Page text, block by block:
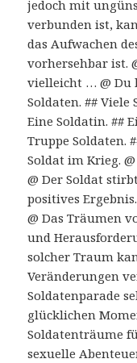
jedoch mit
verbunden ist,
das Aufwachen
vorhersehbar ist.
vielleicht … @ Du
Soldaten. ## Viele
Eine Soldatin. ##
Truppe Soldaten.
Soldat im Krieg.
@ Der Soldat
positives
@ Das Träumen
und
solcher Traum
Veränderungen
Soldatenparade
glücklichen
Soldatenträume
sexuelle